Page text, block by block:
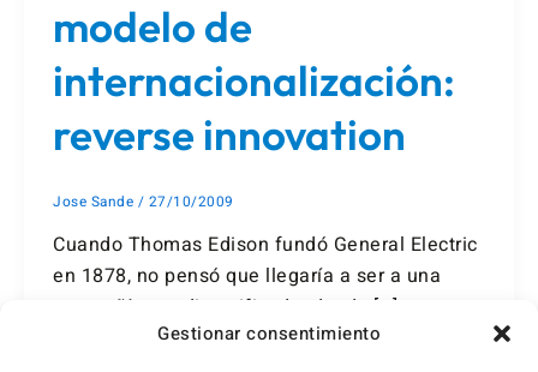
Gestionar consentimiento
modelo de
internacionalización:
reverse innovation
Jose Sande / 27/10/2009
Cuando Thomas Edison fundó General Electric
en 1878, no pensó que llegaría a ser a una
compañía tan diversificada: desde […]